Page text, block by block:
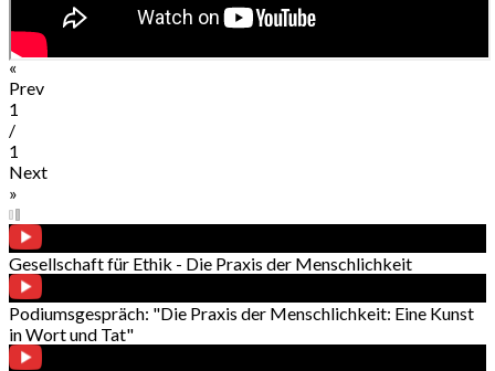
«
Prev
1
/
1
Next
»
Gesellschaft für Ethik - Die Praxis der Menschlichkeit
Podiumsgespräch: "Die Praxis der Menschlichkeit: Eine Kunst
in Wort und Tat"